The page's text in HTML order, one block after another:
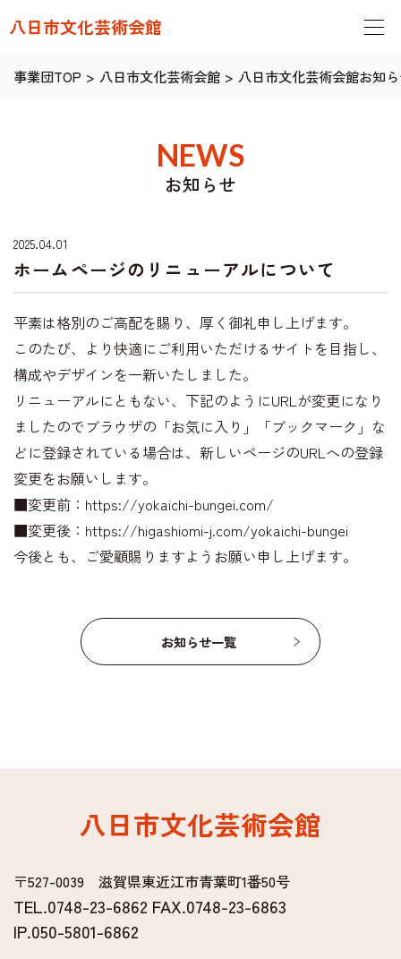
八日市文化芸術会館
事業団TOP > 八日市文化芸術会館 > 八日市文化芸術会館お知
NEWS
お知らせ
2025.04.01
ホームページのリニューアルについて
平素は格別のご高配を賜り、厚く御礼申し上げます。
このたび、より快適にご利用いただけるサイトを目指し、
構成やデザインを一新いたしました。
リニューアルにともない、下記のようにURLが変更になり
ましたのでブラウザの「お気に入り」「ブックマーク」な
どに登録されている場合は、新しいページのURLへの登録
変更をお願いします。
■変更前： https://yokaichi-bungei.com/
■変更後： https://higashiomi-j.com/yokaichi-bungei
今後とも、ご愛顧賜りますようお願い申し上げます。
お知らせ一覧
八日市文化芸術会館
〒527-0039 滋賀県東近江市青葉町1番50号
TEL.0748-23-6862 FAX.0748-23-6863
IP.050-5801-6862